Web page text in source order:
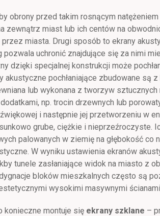
obrony przed takim rosnącym natężeniem
zewnątrz miast lub ich centów na
miasta. Drugi sposób to ekrany
pozwala uchronić znajdujące się za nimi
dzięki specjalnej konstrukcji może
akustyczne pochłaniające zbudowane są
lub wykonana z tworzyw sztucznych
np. trocin drzewnych lub
i następnie jej przetworzeniu w
grube, ciężkie i nieprzeźroczyste.
palowanych w ziemię na głębokość co
W wyniku ustawienia ekranów
tunele zasłaniające widok na miasto z
bloków mieszkalnych często są
wysokimi masywnymi
konieczne montuje się ekrany szklane –